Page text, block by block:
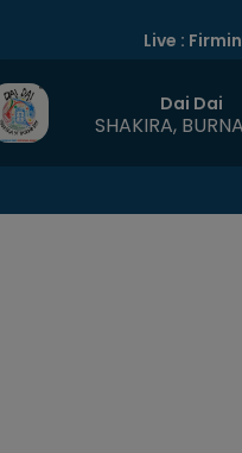
Live :
Dai Dai
SHAKIRA,